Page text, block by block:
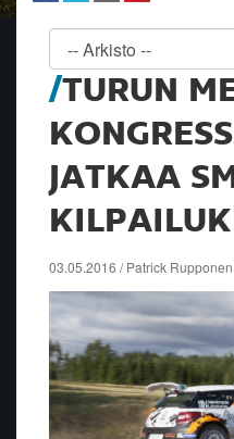
TURUN
JATKAA
03.05.2016 / Patrick Rupponen